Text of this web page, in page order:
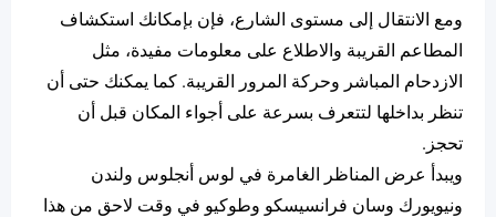
ومع الانتقال إلى مستوى الشارع، فإن بإمكانك استكشاف
المطاعم القريبة والاطلاع على معلومات مفيدة، مثل
الازدحام المباشر وحركة المرور القريبة. كما يمكنك حتى أن
تنظر بداخلها لتتعرف بسرعة على أجواء المكان قبل أن
تحجز.
ويبدأ عرض المناظر الغامرة في لوس أنجلوس ولندن
ونيويورك وسان فرانسيسكو وطوكيو في وقت لاحق من هذا